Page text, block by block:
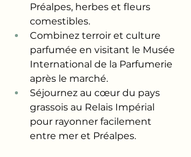
Préalpes, herbes et fleurs
comestibles.
Combinez terroir et culture
parfumée en visitant le Musée
International de la Parfumerie
après le marché.
Séjournez au cœur du pays
grassois au Relais Impérial
pour rayonner facilement
entre mer et Préalpes.